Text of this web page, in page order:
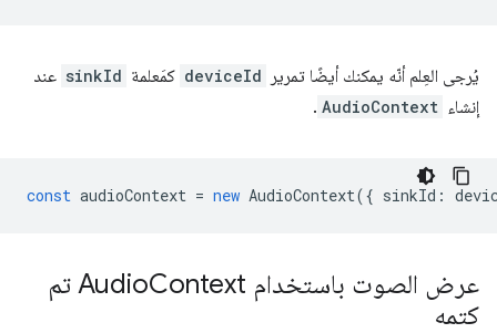
يُرجى العِلم أنّه يمكنك أيضًا تمرير deviceId كمَعلمة sinkId عند
إنشاء AudioContext
.
const audioContext = new AudioContext({ sinkId :
عرض الصوت باستخدام Audio
Context تم
كتمه